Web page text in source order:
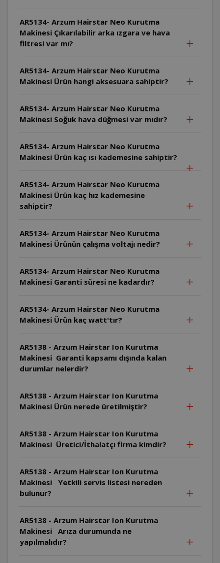
AR5134- Arzum Hairstar Neo Kurutma
Makinesi Çıkarılabilir arka ızgara ve hava
filtresi var mı?
AR5134- Arzum Hairstar Neo Kurutma
Makinesi Ürün hangi aksesuara sahiptir?
AR5134- Arzum Hairstar Neo Kurutma
Makinesi Soğuk hava düğmesi var mıdır?
AR5134- Arzum Hairstar Neo Kurutma
Makinesi Ürün kaç ısı kademesine sahiptir?
AR5134- Arzum Hairstar Neo Kurutma
Makinesi Ürün kaç hız kademesine
sahiptir?
AR5134- Arzum Hairstar Neo Kurutma
Makinesi Ürünün çalışma voltajı nedir?
AR5134- Arzum Hairstar Neo Kurutma
Makinesi Garanti süresi ne kadardır?
AR5134- Arzum Hairstar Neo Kurutma
Makinesi Ürün kaç watt'tır?
AR5138 - Arzum Hairstar Ion Kurutma
Makinesi Garanti kapsamı dışında kalan
durumlar nelerdir?
AR5138 - Arzum Hairstar Ion Kurutma
Makinesi Ürün nerede üretilmiştir?
AR5138 - Arzum Hairstar Ion Kurutma
Makinesi Üretici/İthalatçı firma kimdir?
AR5138 - Arzum Hairstar Ion Kurutma
Makinesi Yetkili servis listesi nereden
bulunur?
AR5138 - Arzum Hairstar Ion Kurutma
Makinesi Arıza durumunda ne
yapılmalıdır?